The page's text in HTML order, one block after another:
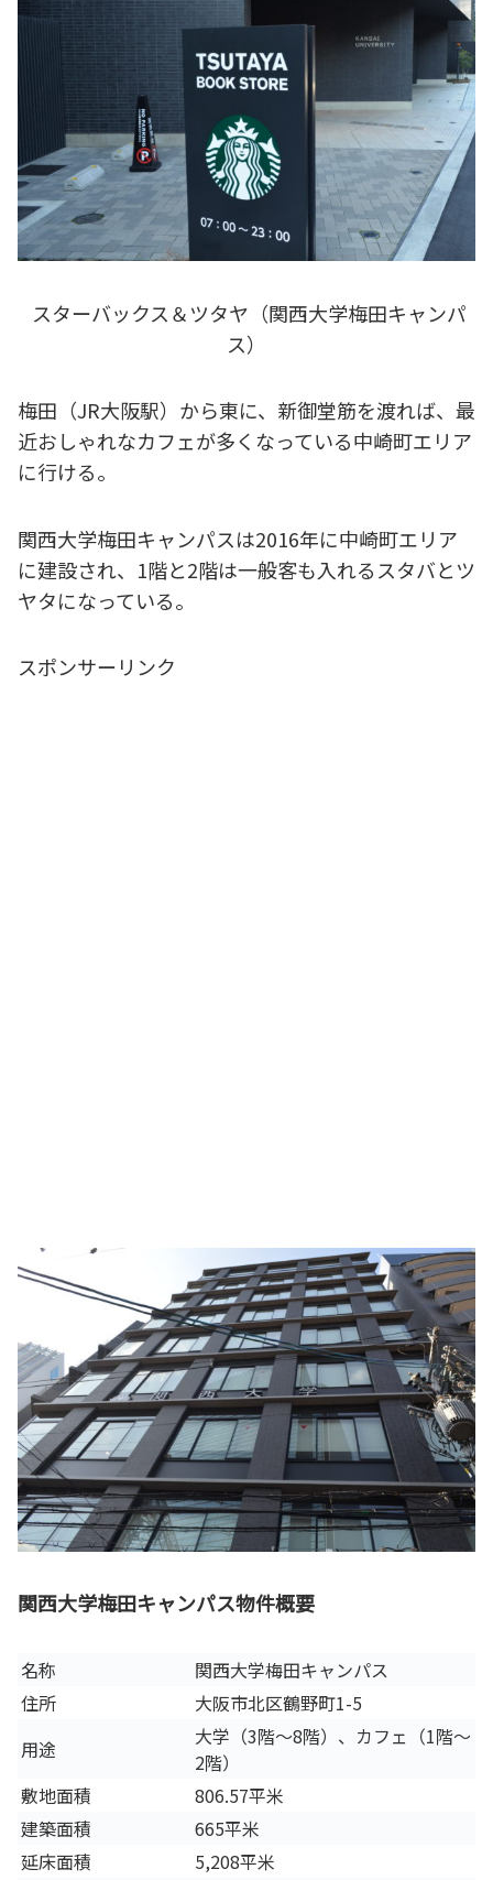
スターバックス＆ツタヤ（関西大学梅田キャンパ
ス）
梅田（JR大阪駅）から東に、新御堂筋を渡れば、最
近おしゃれなカフェが多くなっている中崎町エリア
に行ける。
関西大学梅田キャンパスは2016年に中崎町エリア
に建設され、1階と2階は一般客も入れるスタバとツ
ヤタになっている。
スポンサーリンク
関西大学梅田キャンパス物件概要
名称
関西大学梅田キャンパス
住所
大阪市北区鶴野町1-5
用途
大学（3階～8階）、カフェ（1階～
2階）
敷地面積
806.57平米
建築面積
665平米
延床面積
5,208平米